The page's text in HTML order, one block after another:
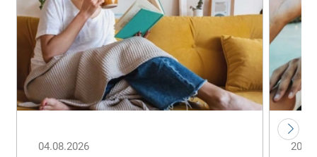
04.08.2026